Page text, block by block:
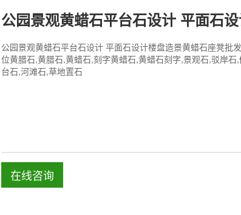
公园景观黄蜡石平台石设计 平面石设计楼盘造景黄蜡石座凳批
位黄腊石,黄腊石,黄蜡石,刻字黄蜡石,黄蜡石刻字,景观石,驳岸石
台石,河滩石,草地置石
在线咨询